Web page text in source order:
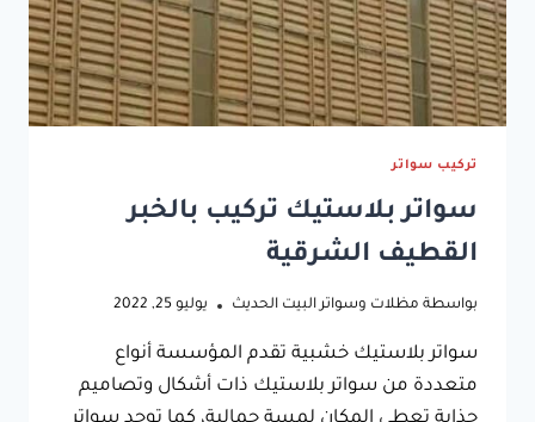
تركيب سواتر
سواتر بلاستيك تركيب بالخبر
القطيف الشرقية
بواسطة مظلات وسواتر البيت الحديث يوليو 25, 2022
سواتر بلاستيك خشبية تقدم المؤسسة أنواع
متعددة من سواتر بلاستيك ذات أشكال وتصاميم